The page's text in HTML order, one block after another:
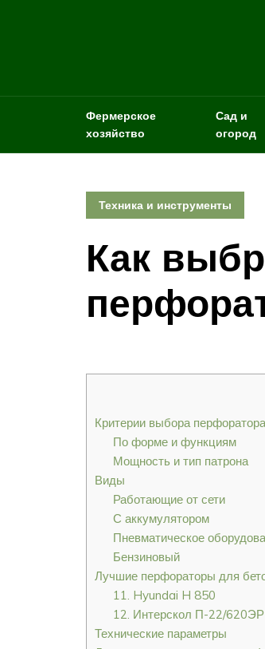
Фермерское
хозяйство
Сад и
огород
Техника и инструменты
Как
Критерии выбора перфоратора
По форме и функциям
Мощность и тип патрона
Виды
Работающие от сети
С аккумулятором
Пневматическое
Бензиновый
Лучшие перфораторы для
11. Hyundai H 850
12. Интерскол П-22/620ЭР
Технические параметры